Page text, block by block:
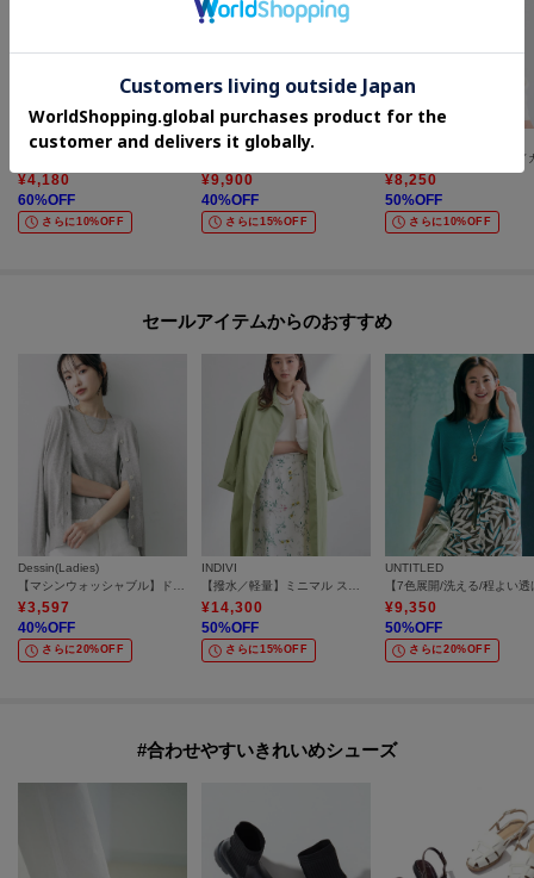
COUP DE CHANCE
¥4,180
60%OFF
さらに10%OFF
UNTITLED
¥9,900
40%OFF
さらに15%OFF
¥8,250
50%OFF
さらに10%OFF
セールアイテムからのおすすめ
Dessin(Ladies)
【マシンウォッシャブル】ドライタッチVネックニットカーディガン
¥3,597
40%OFF
さらに20%OFF
INDIVI
【撥水／軽量】ミニマル スタンドカラーコート
¥14,300
50%OFF
さらに15%OFF
UNTITLED
¥9,350
50%OFF
さらに20%OFF
#合わせやすいきれいめシューズ